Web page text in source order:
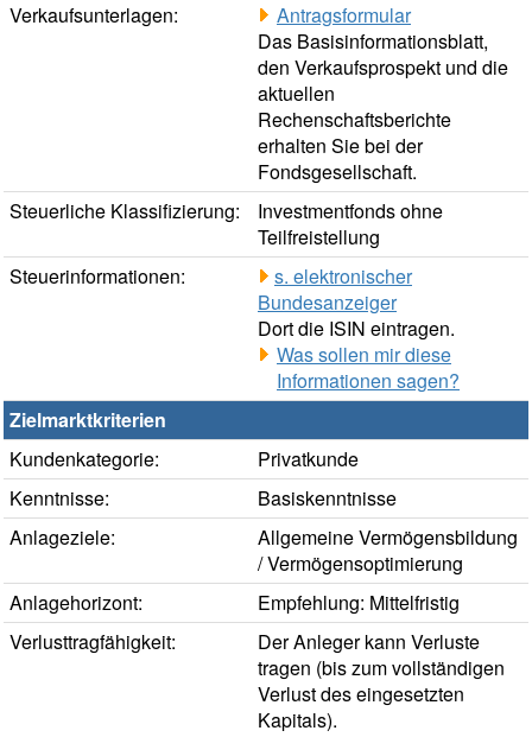
Verkaufsunterlagen:
Antragsformular
Das Basisinformationsblatt,
den Verkaufsprospekt und die
aktuellen
Rechenschaftsberichte
erhalten Sie bei der
Fondsgesellschaft.
Steuerliche Klassifizierung:
Investmentfonds ohne
Teilfreistellung
Steuerinformationen:
s. elektronischer
Bundesanzeiger
Dort die ISIN eintragen.
Was sollen mir diese
Informationen sagen?
Zielmarktkriterien
Kundenkategorie:
Privatkunde
Kenntnisse:
Basiskenntnisse
Anlageziele:
Allgemeine Vermögensbildung
/ Vermögensoptimierung
Anlagehorizont:
Empfehlung: Mittelfristig
Verlusttragfähigkeit:
Der Anleger kann Verluste
tragen (bis zum vollständigen
Verlust des eingesetzten
Kapitals).